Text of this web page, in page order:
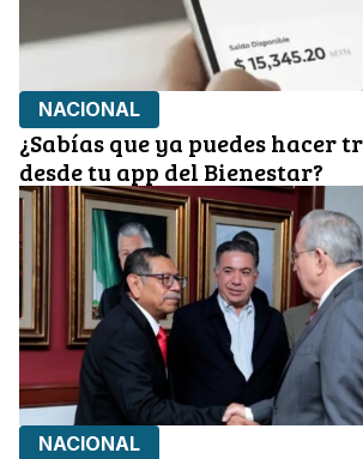
NACIONAL
¿Sabías que ya puedes hacer
desde tu app del Bienestar?
NACIONAL